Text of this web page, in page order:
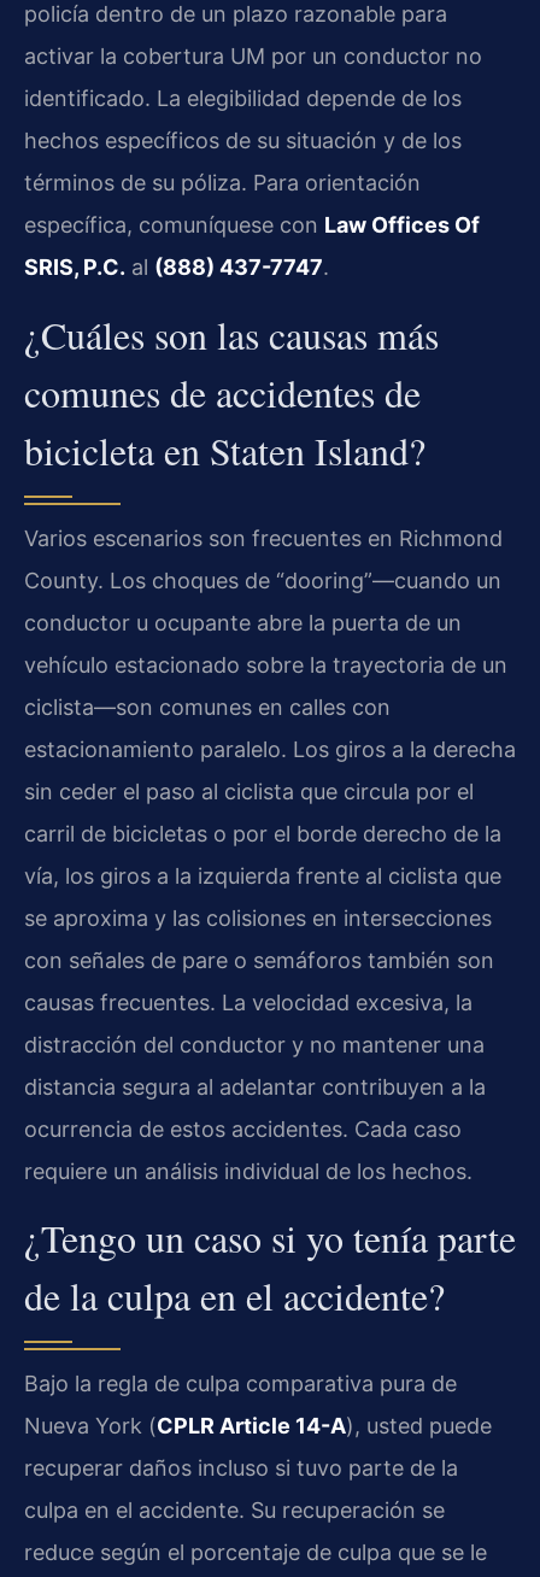
policía dentro de un plazo razonable para
activar la cobertura UM por un conductor no
identificado. La elegibilidad depende de los
hechos específicos de su situación y de los
términos de su póliza. Para orientación
específica, comuníquese con Law Offices Of
SRIS, P.C. al (888) 437-7747.
¿Cuáles son las causas más
comunes de accidentes de
bicicleta en Staten Island?
Varios escenarios son frecuentes en Richmond
County. Los choques de “dooring”—cuando un
conductor u ocupante abre la puerta de un
vehículo estacionado sobre la trayectoria de un
ciclista—son comunes en calles con
estacionamiento paralelo. Los giros a la derecha
sin ceder el paso al ciclista que circula por el
carril de bicicletas o por el borde derecho de la
vía, los giros a la izquierda frente al ciclista que
se aproxima y las colisiones en intersecciones
con señales de pare o semáforos también son
causas frecuentes. La velocidad excesiva, la
distracción del conductor y no mantener una
distancia segura al adelantar contribuyen a la
ocurrencia de estos accidentes. Cada caso
requiere un análisis individual de los hechos.
¿Tengo un caso si yo tenía parte
de la culpa en el accidente?
Bajo la regla de culpa comparativa pura de
Nueva York (CPLR Article 14-A), usted puede
recuperar daños incluso si tuvo parte de la
culpa en el accidente. Su recuperación se
reduce según el porcentaje de culpa que se le